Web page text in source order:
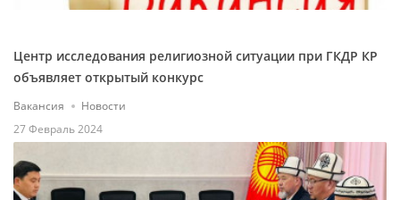
Центр исследования религиозной ситуации при ГКДР КР
объявляет открытый конкурс
Вакансия
Новости
27 Февраль 2024